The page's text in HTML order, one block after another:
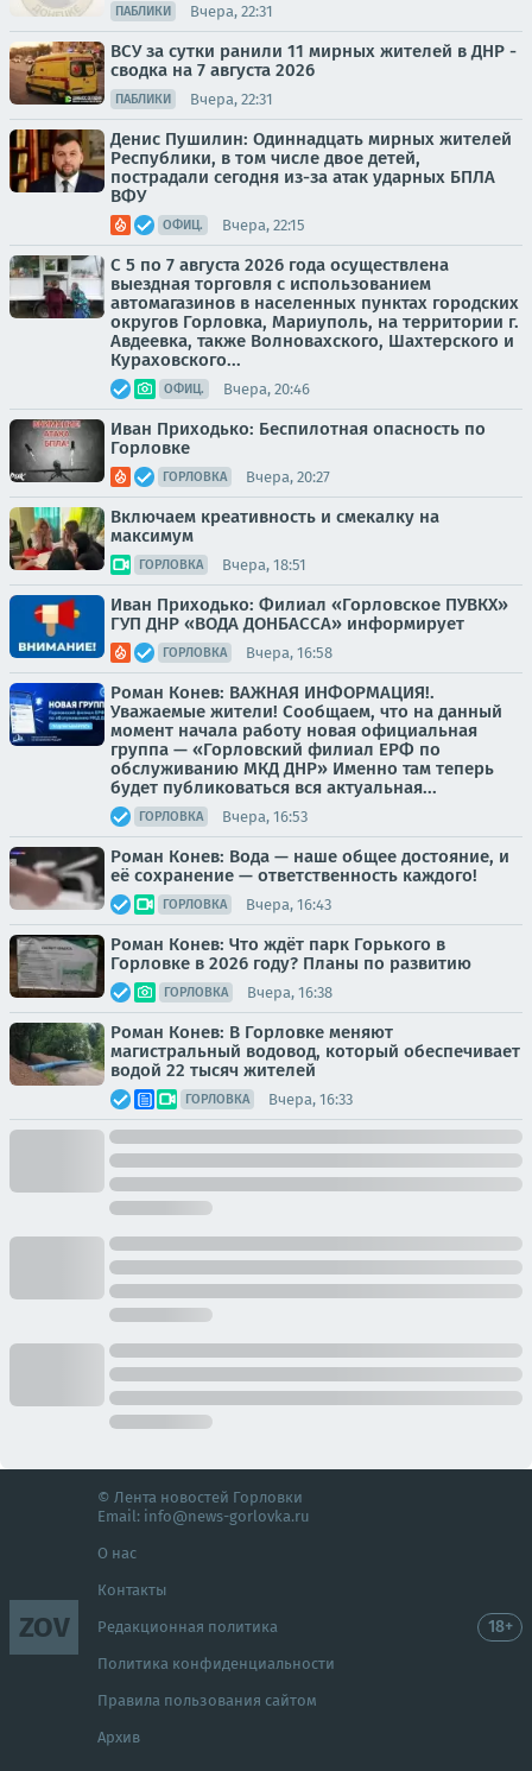
ПАБЛИКИ Вчера, 22:31
ВСУ за сутки ранили 11 мирных жителей в ДНР -
сводка на 7 августа 2026
ПАБЛИКИ Вчера, 22:31
Денис Пушилин: Одиннадцать мирных жителей
Республики, в том числе двое детей,
пострадали сегодня из-за атак ударных БПЛА
ВФУ
ОФИЦ. Вчера, 22:15
С 5 по 7 августа 2026 года осуществлена
выездная торговля с использованием
автомагазинов в населенных пунктах городских
округов Горловка, Мариуполь, на территории г.
Авдеевка, также Волновахского, Шахтерского и
Кураховского...
ОФИЦ. Вчера, 20:46
Иван Приходько: Беспилотная опасность по
Горловке
ГОРЛОВКА Вчера, 20:27
Включаем креативность и смекалку на
максимум
ГОРЛОВКА Вчера, 18:51
Иван Приходько: Филиал «Горловское ПУВКХ»
ГУП ДНР «ВОДА ДОНБАССА» информирует
ГОРЛОВКА Вчера, 16:58
Роман Конев: ВАЖНАЯ ИНФОРМАЦИЯ!.
Уважаемые жители! Сообщаем, что на данный
момент начала работу новая официальная
группа — «Горловский филиал ЕРФ по
обслуживанию МКД ДНР» Именно там теперь
будет публиковаться вся актуальная...
ГОРЛОВКА Вчера, 16:53
Роман Конев: Вода — наше общее достояние, и
её сохранение — ответственность каждого!
ГОРЛОВКА Вчера, 16:43
Роман Конев: Что ждёт парк Горького в
Горловке в 2026 году? Планы по развитию
ГОРЛОВКА Вчера, 16:38
Роман Конев: В Горловке меняют
магистральный водовод, который обеспечивает
водой 22 тысяч жителей
ГОРЛОВКА Вчера, 16:33
ZOV
© Лента новостей Горловки
Email: info@news-gorlovka.ru
О нас
Контакты
Редакционная политика
Политика конфиденциальности
Правила пользования сайтом
Архив
18+